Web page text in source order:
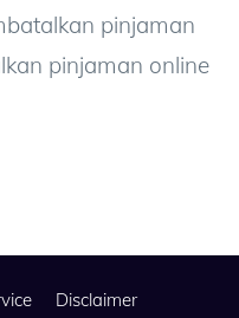
pinjaman
pinjaman online
Disclaimer